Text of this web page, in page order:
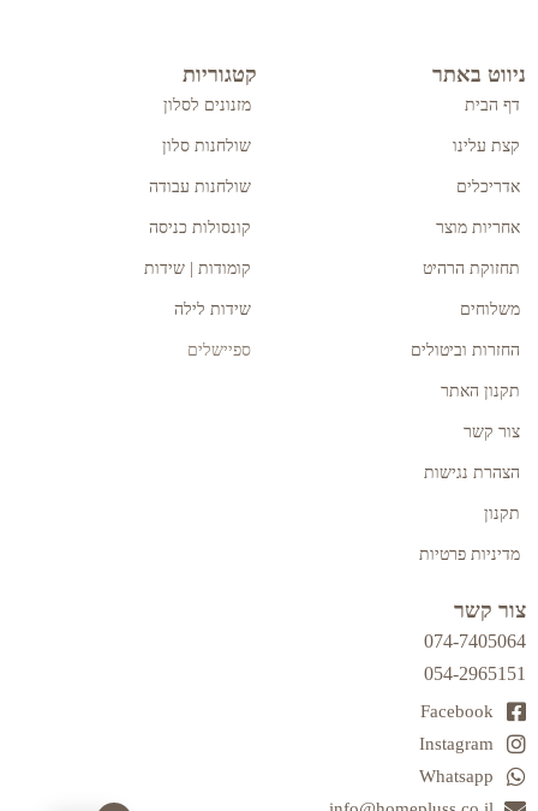
ניווט באתר
דף הבית
קצת עלינו
אדריכלים
אחריות מוצר
תחזוקת הרהיט
משלוחים
החזרות וביטולים
תקנון האתר
צור קשר
הצהרת נגישות
תקנון
מדיניות פרטיות
קטגוריות
מזנונים לסלון
שולחנות סלון
שולחנות עבודה
קונסולות כניסה
קומודות | שידות
שידות לילה
ספיישלים
צור קשר
074-7405064
054-2965151
Facebook
Instagram
Whatsapp